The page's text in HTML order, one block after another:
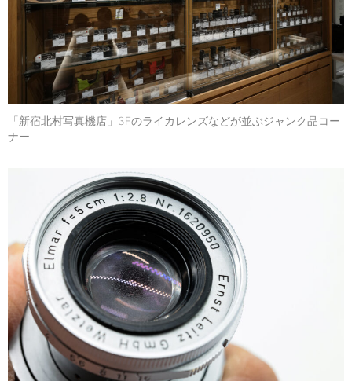
「新宿北村写真機店」3Fのライカレンズなどが並ぶジャンク品コー
ナー